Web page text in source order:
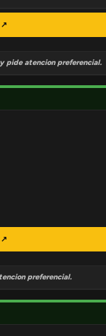
↗
y pide atencion preferencial.
↗
preferencial.